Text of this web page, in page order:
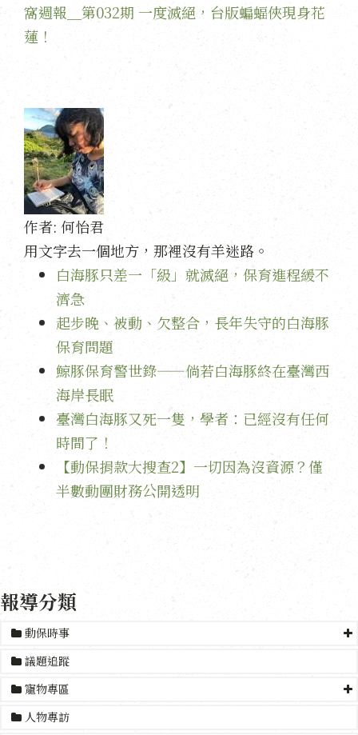
窩週報＿第032期 一度滅絕，台版蝙蝠俠現身花
蓮！
作者: 何怡君
用文字去一個地方，那裡沒有羊迷路。
白海豚只差一「級」就滅絕，保育進程緩不
濟急
起步晚、被動、欠整合，長年失守的白海豚
保育問題
鯨豚保育警世錄——倘若白海豚終在臺灣西
海岸長眠
臺灣白海豚又死一隻，學者：已經沒有任何
時間了！
【動保捐款大搜查2】一切因為沒資源？僅
半數動團財務公開透明
報導分類
動保時事
議題追蹤
寵物專區
人物專訪